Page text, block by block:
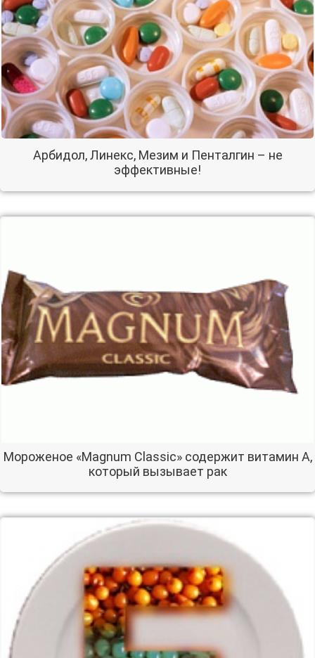
Арбидол, Линекс, Мезим и Пенталгин – не
эффективные!
Мороженое «Magnum Classic» содержит витамин А,
который вызывает рак